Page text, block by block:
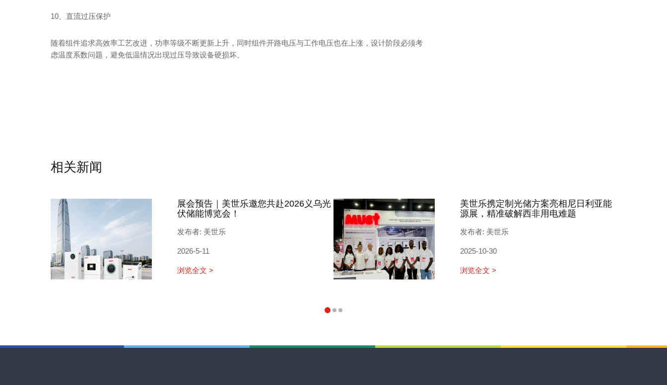
10、直流过压保护
随着组件追求高效率工艺改进，功率等级不断更新上升，同时组件开路电压与工作电压也在上涨，设计阶段必须考
虑温度系数问题，避免低温情况出现过压导致设备硬损坏。
相关新闻
展会预告｜美世乐邀您共赴2026义乌光
伏储能博览会！
发布者: 美世乐
2026-5-11
浏览全文 >
美世乐携定制光储方案亮相尼日利亚能
源展，精准破解西非用电难题
发布者: 美世乐
2025-10-30
浏览全文 >